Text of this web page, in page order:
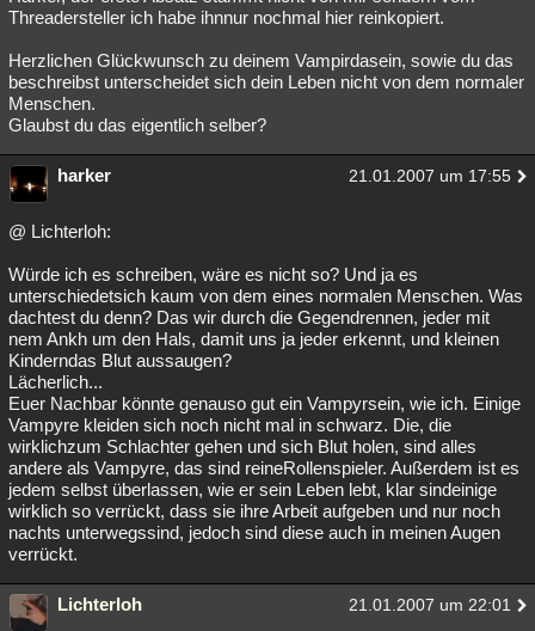
Threadersteller ich habe ihnnur nochmal hier reinkopiert.
Herzlichen Glückwunsch zu deinem Vampirdasein, sowie du das
beschreibst unterscheidet sich dein Leben nicht von dem normaler
Menschen.
Glaubst du das eigentlich selber?
harker 21.01.2007 um 17:55
@ Lichterloh:
Würde ich es schreiben, wäre es nicht so? Und ja es
unterschiedetsich kaum von dem eines normalen Menschen. Was
dachtest du denn? Das wir durch die Gegendrennen, jeder mit
nem Ankh um den Hals, damit uns ja jeder erkennt, und kleinen
Kinderndas Blut aussaugen?
Lächerlich...
Euer Nachbar könnte genauso gut ein Vampyrsein, wie ich. Einige
Vampyre kleiden sich noch nicht mal in schwarz. Die, die
wirklichzum Schlachter gehen und sich Blut holen, sind alles
andere als Vampyre, das sind reineRollenspieler. Außerdem ist es
jedem selbst überlassen, wie er sein Leben lebt, klar sindeinige
wirklich so verrückt, dass sie ihre Arbeit aufgeben und nur noch
nachts unterwegssind, jedoch sind diese auch in meinen Augen
verrückt.
Lichterloh 21.01.2007 um 22:01